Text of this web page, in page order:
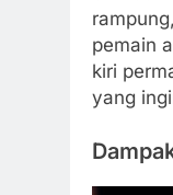
pemain
kiri
yang